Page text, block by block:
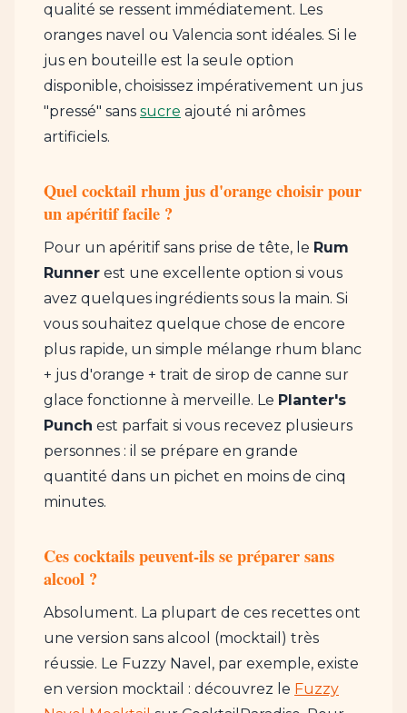
qualité se ressent immédiatement. Les
oranges navel ou Valencia sont idéales. Si le
jus en bouteille est la seule option
disponible, choisissez impérativement un jus
"pressé" sans sucre ajouté ni arômes
artificiels.
Quel cocktail rhum jus d'orange choisir pour
un apéritif facile ?
Pour un apéritif sans prise de tête, le Rum
Runner est une excellente option si vous
avez quelques ingrédients sous la main. Si
vous souhaitez quelque chose de encore
plus rapide, un simple mélange rhum blanc
+ jus d'orange + trait de sirop de canne sur
glace fonctionne à merveille. Le Planter's
Punch est parfait si vous recevez plusieurs
personnes : il se prépare en grande
quantité dans un pichet en moins de cinq
minutes.
Ces cocktails peuvent-ils se préparer sans
alcool ?
Absolument. La plupart de ces recettes ont
une version sans alcool (mocktail) très
réussie. Le Fuzzy Navel, par exemple, existe
en version mocktail : découvrez le Fuzzy